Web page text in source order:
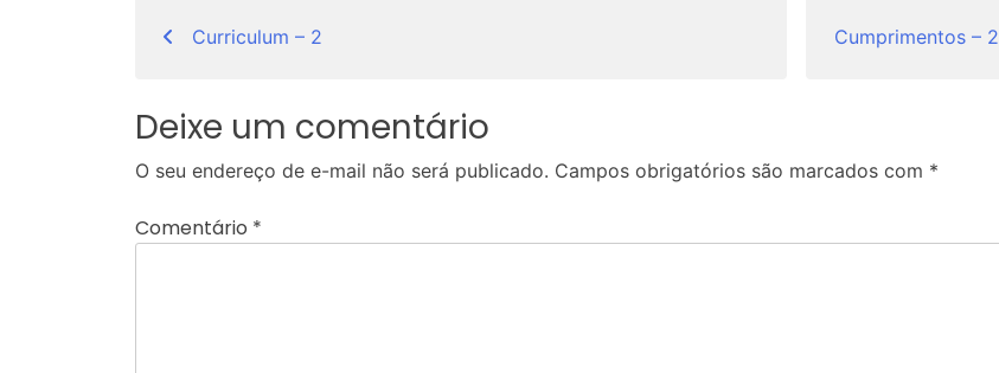
Navegação
de
Post
Curriculum – 2 Cumprimentos – 2
Deixe um comentário
O seu endereço de e-mail não será publicado. Campos obrigatórios são marcados com *
Comentário *